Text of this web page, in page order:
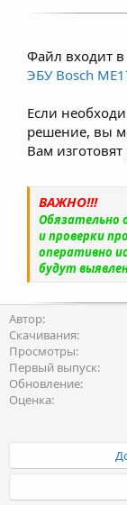
Файл входит в
ЭБУ Bosch
Если
решение, вы
Вам
ВАЖНО!!!
Обязательно
и проверки
оперативно
будут
Автор
Скачивания
Просмотры
Первый выпуск
Обновление
Оценка